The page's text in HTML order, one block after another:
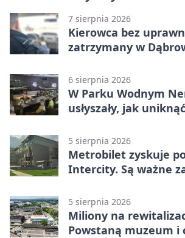
7 sierpnia 2026
Kierowca bez
zatrzymany w
6 sierpnia 2026
W Parku Wodnym
usłyszały, jak
5 sierpnia 2026
Metrobilet zyskuje
Intercity. Są ważne
5 sierpnia 2026
Miliony na
Powstaną muzeum i